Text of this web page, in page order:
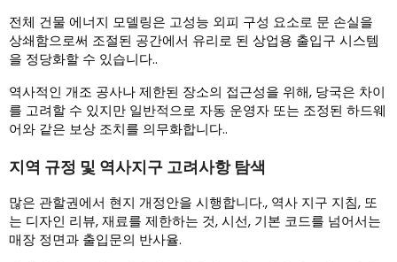
전체 건물 에너지 모델링은 고성능 외피 구성 요소로 문 손실을
상쇄함으로써 조절된 공간에서 유리로 된 상업용 출입구 시스템
을 정당화할 수 있습니다..
역사적인 개조 공사나 제한된 장소의 접근성을 위해, 당국은 차이
를 고려할 수 있지만 일반적으로 자동 운영자 또는 조정된 하드웨
어와 같은 보상 조치를 의무화합니다..
지역 규정 및 역사지구 고려사항 탐색
많은 관할권에서 현지 개정안을 시행합니다., 역사 지구 지침, 또
는 디자인 리뷰, 재료를 제한하는 것, 시선, 기본 코드를 넘어서는
매장 정면과 출입문의 반사율.